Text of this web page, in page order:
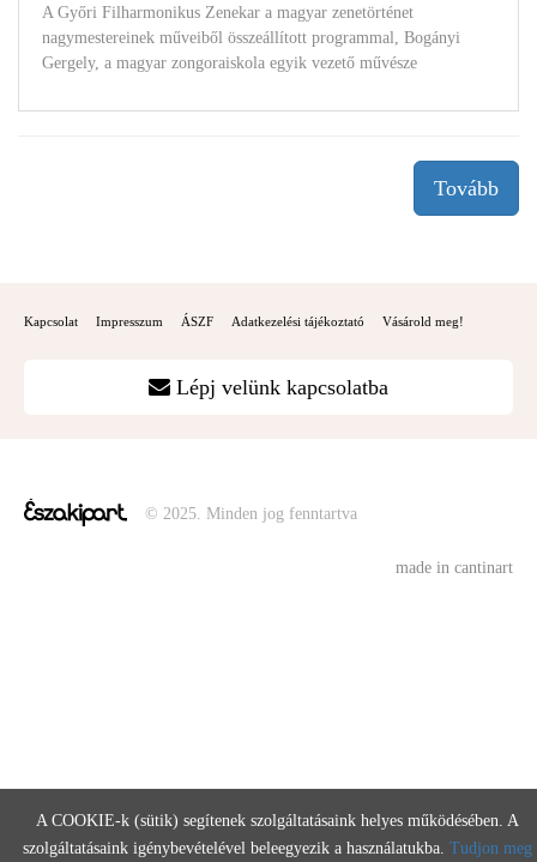
A Győri Filharmonikus Zenekar a magyar zenetörténet
nagymestereinek műveiből összeállított programmal, Bogányi
Gergely, a magyar zongoraiskola egyik vezető művésze
Tovább
Kapcsolat Impresszum ÁSZF Adatkezelési tájékoztató Vásárold meg!
Lépj velünk kapcsolatba
© 2025. Minden jog fenntartva
made in cantinart
A COOKIE-k (sütik) segítenek szolgáltatásaink helyes működésében. A
szolgáltatásaink igénybevételével beleegyezik a használatukba. Tudjon meg